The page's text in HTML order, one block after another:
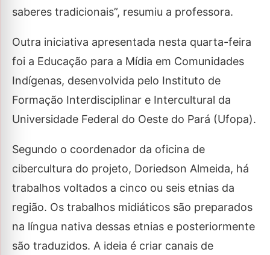
saberes tradicionais”, resumiu a professora.
Outra iniciativa apresentada nesta quarta-feira
foi a Educação para a Mídia em Comunidades
Indígenas, desenvolvida pelo Instituto de
Formação Interdisciplinar e Intercultural da
Universidade Federal do Oeste do Pará (Ufopa).
Segundo o coordenador da oficina de
cibercultura do projeto, Doriedson Almeida, há
trabalhos voltados a cinco ou seis etnias da
região. Os trabalhos midiáticos são preparados
na língua nativa dessas etnias e posteriormente
são traduzidos. A ideia é criar canais de